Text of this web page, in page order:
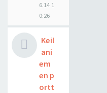
6.14 1
0:26
Keil
ani
em
en p
ortt